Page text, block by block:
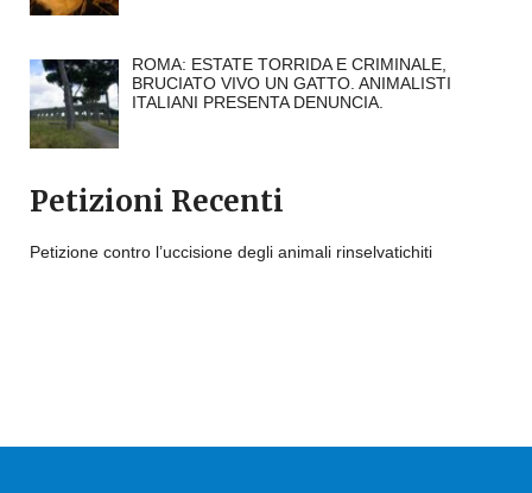
ROMA: ESTATE TORRIDA E CRIMINALE,
BRUCIATO VIVO UN GATTO. ANIMALISTI
ITALIANI PRESENTA DENUNCIA.
Petizioni Recenti
Petizione contro l’uccisione degli animali rinselvatichiti